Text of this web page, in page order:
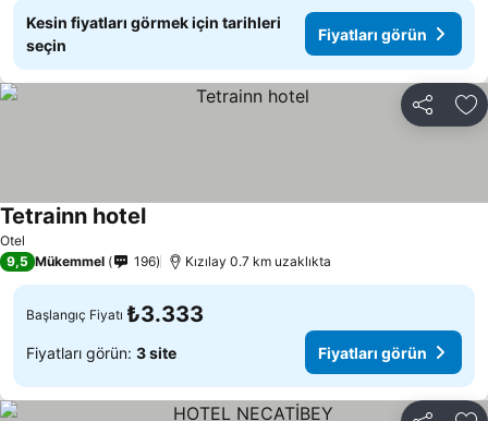
Kesin fiyatları görmek için tarihleri
seçin
Fiyatları görün
Paylaş
Otel
Tetrainn hotel
9,5 Mükemmel 196 Kızılay 0.7 km uzaklıkta
Başlangıç Fiyatı ₺3.333
Fiyatları görün: 3 site Fiyatları görün